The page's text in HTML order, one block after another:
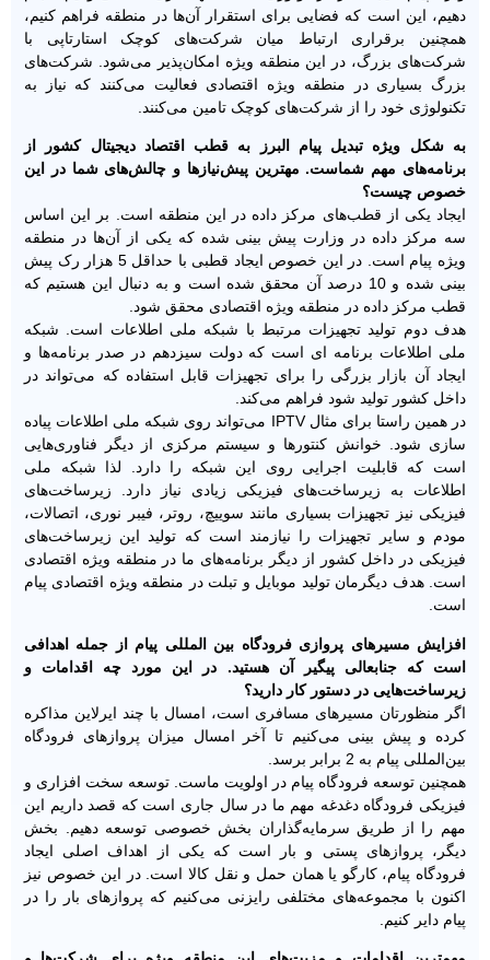
دهیم، این است که فضایی برای استقرار آن‌ها در منطقه فراهم کنیم،
همچنین برقراری ارتباط میان شرکت‌های کوچک استارتاپی با
شرکت‌های بزرگ، در این منطقه ویژه امکان‌پذیر می‌شود. شرکت‌های
بزرگ بسیاری در منطقه ویژه اقتصادی فعالیت می‌کنند که نیاز به
تکنولوژی خود را از شرکت‌های کوچک تامین می‌کنند.
به شکل ویژه تبدیل پیام البرز به قطب اقتصاد دیجیتال کشور از
برنامه‌های مهم شماست. مهترین پیش‌نیازها و چالش‌های شما در این
خصوص چیست؟
ایجاد یکی از قطب‌های مرکز داده در این منطقه است. بر این اساس
سه مرکز داده در وزارت پیش بینی شده که یکی از آن‌ها در منطقه
ویژه پیام است. در این خصوص ایجاد قطبی با حداقل 5 هزار رک پیش
بینی شده و 10 درصد آن محقق شده است و به دنبال این هستیم که
قطب مرکز داده در منطقه ویژه اقتصادی محقق شود.
هدف دوم تولید تجهیزات مرتبط با شبکه ملی اطلاعات است. شبکه
ملی اطلاعات برنامه ای است که دولت سیزدهم در صدر برنامه‌ها و
ایجاد آن بازار بزرگی را برای تجهیزات قابل استفاده که می‌تواند در
داخل کشور تولید شود فراهم می‌کند.
در همین راستا برای مثال IPTV می‌تواند روی شبکه ملی اطلاعات پیاده
سازی شود. خوانش کنتورها و سیستم مرکزی از دیگر فناوری‌هایی
است که قابلیت اجرایی روی این شبکه را دارد. لذا شبکه ملی
اطلاعات به زیرساخت‌های فیزیکی زیادی نیاز دارد. زیرساخت‌های
فیزیکی نیز تجهیزات بسیاری مانند سوییچ، روتر، فیبر نوری، اتصالات،
مودم و سایر تجهیزات را نیازمند است که تولید این زیرساخت‌های
فیزیکی در داخل کشور از دیگر برنامه‌های ما در منطقه ویژه اقتصادی
است. هدف دیگرمان تولید موبایل و تبلت در منطقه ویژه اقتصادی پیام
است.
افزایش مسیرهای پروازی فرودگاه بین المللی پیام از جمله اهدافی
است که جنابعالی پیگیر آن هستید. در این مورد چه اقدامات و
زیرساخت‌هایی در دستور کار دارید؟
اگر منظورتان مسیرهای مسافری است، امسال با چند ایرلاین مذاکره
کرده و پیش بینی می‌کنیم تا آخر امسال میزان پروازهای فرودگاه
بین‌المللی پیام به 2 برابر برسد.
همچنین توسعه فرودگاه پیام در اولویت ماست. توسعه سخت افزاری و
فیزیکی فرودگاه دغدغه مهم ما در سال جاری است که قصد داریم این
مهم را از طریق سرمایه‌گذاران بخش خصوصی توسعه دهیم. بخش
دیگر، پروازهای پستی و بار است که یکی از اهداف اصلی ایجاد
فرودگاه پیام، کارگو یا همان حمل و نقل کالا است. در این خصوص نیز
اکنون با مجموعه‌های مختلفی رایزنی می‌کنیم که پروازهای بار را در
پیام دایر کنیم.